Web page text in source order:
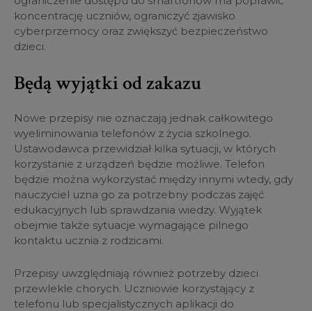
koncentrację uczniów, ograniczyć zjawisko
cyberprzemocy oraz zwiększyć bezpieczeństwo
dzieci.
Będą wyjątki od zakazu
Nowe przepisy nie oznaczają jednak całkowitego
wyeliminowania telefonów z życia szkolnego.
Ustawodawca przewidział kilka sytuacji, w których
korzystanie z urządzeń będzie możliwe. Telefon
będzie można wykorzystać między innymi wtedy, gdy
nauczyciel uzna go za potrzebny podczas zajęć
edukacyjnych lub sprawdzania wiedzy. Wyjątek
obejmie także sytuacje wymagające pilnego
kontaktu ucznia z rodzicami.
Przepisy uwzględniają również potrzeby dzieci
przewlekle chorych. Uczniowie korzystający z
telefonu lub specjalistycznych aplikacji do